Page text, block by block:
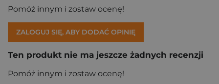
Pomóż innym i zostaw ocenę!
ZALOGUJ SIĘ, ABY DODAĆ OPINIĘ
Ten produkt nie ma jeszcze żadnych recenzji
Pomóż innym i zostaw ocenę!